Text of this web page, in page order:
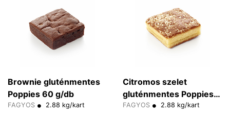
Brownie gluténmentes
Poppies 60 g/db
FAGYOS 2.88 kg/kart
Citromos szelet
gluténmentes Poppies
60 g/db
FAGYOS 2.88 kg/kart